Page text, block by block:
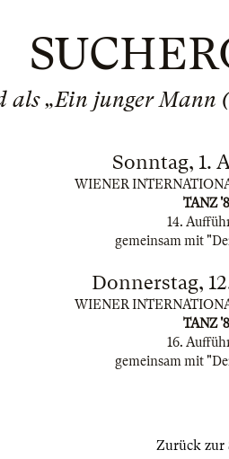
als „Ein junger Mann
Sonntag, 1.
WIENER
TANZ
14.
gemeinsam mit
Donnerstag,
WIENER
TANZ
16.
gemeinsam mit
Zurück zur